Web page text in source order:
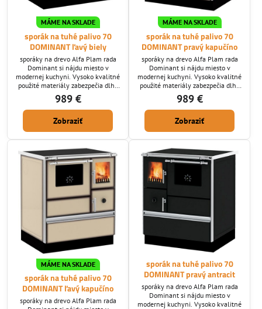
MÁME NA SKLADE
sporák na tuhé palivo 70
DOMINANT ľavý biely
sporáky na drevo Alfa Plam rada
Dominant si nájdu miesto v
modernej kuchyni. Vysoko kvalitné
použité materiály zabezpečia dlhú
životnosť. Dymovod ktorý
potrebujete nám zadajte pri
vypisovaní objednávky: horný/
zadný /bočný. - ECO Design norma :
989 €
Zobraziť
MÁME NA SKLADE
sporák na tuhé palivo 70
DOMINANT pravý kapučíno
sporáky na drevo Alfa Plam rada
Dominant si nájdu miesto v
modernej kuchyni. Vysoko kvalitné
použité materiály zabezpečia dlhú
životnosť. Dymovod ktorý
potrebujete nám zadajte pri
vypisovaní objednávky: horný/
zadný /bočný. - ECO Design norma :
989 €
Zobraziť
MÁME NA SKLADE
sporák na tuhé palivo 70
DOMINANT ľavý kapučíno
sporáky na drevo Alfa Plam rada
sporák na tuhé palivo 70
DOMINANT pravý antracit
sporáky na drevo Alfa Plam rada
Dominant si nájdu miesto v
modernej kuchyni. Vysoko kvalitné